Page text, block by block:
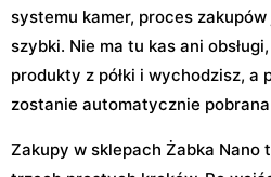
systemu kamer, proces
szybki. Nie ma tu kas ani
produkty z półki i wychodzisz, a
zostanie automatycznie
Zakupy w sklepach Żabka Nano